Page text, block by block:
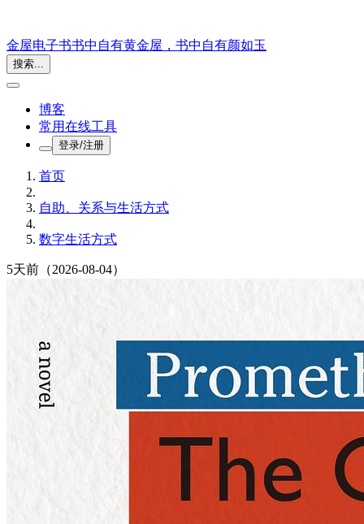
金屋电子书书中自有黄金屋，书中自有颜如玉
搜索...
博客
常用在线工具
登录/注册
首页
自助、关系与生活方式
数字生活方式
5天前 （2026-08-04）